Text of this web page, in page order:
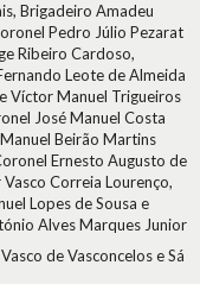
Brigadeiro Amadeu
Pedro Júlio Pezarat
Ribeiro Cardoso,
Leote de Almeida
Víctor Manuel Trigueiros
José Manuel Costa
Beirão Martins
Ernesto Augusto de
Correia Lourenço,
Lopes de Sousa e
Alves Marques Junior
de Vasconcelos e Sá